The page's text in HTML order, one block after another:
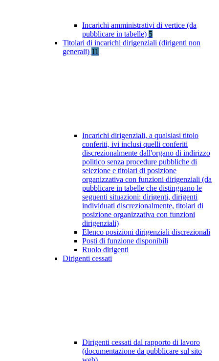
Incarichi amministrativi di vertice (da
pubblicare in tabelle) 5
Titolari di incarichi dirigenziali (dirigenti non
generali) 11
Incarichi dirigenziali, a qualsiasi titolo
conferiti, ivi inclusi quelli conferiti
discrezionalmente dall'organo di indirizzo
politico senza procedure pubbliche di
selezione e titolari di posizione
organizzativa con funzioni dirigenziali (da
pubblicare in tabelle che distinguano le
seguenti situazioni: dirigenti, dirigenti
individuati discrezionalmente, titolari di
posizione organizzativa con funzioni
dirigenziali)
Elenco posizioni dirigenziali discrezionali
Posti di funzione disponibili
Ruolo dirigenti
Dirigenti cessati
Dirigenti cessati dal rapporto di lavoro
(documentazione da pubblicare sul sito